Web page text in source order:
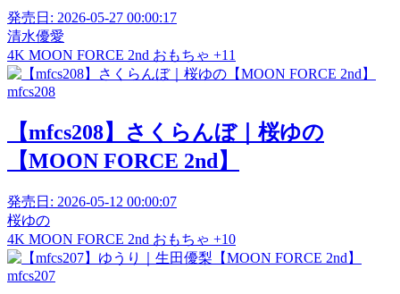
発売日: 2026-05-27 00:00:17
清水優愛
4K MOON FORCE 2nd おもちゃ +11
mfcs208
【mfcs208】さくらんぼ｜桜ゆの
【MOON FORCE 2nd】
発売日: 2026-05-12 00:00:07
桜ゆの
4K MOON FORCE 2nd おもちゃ +10
mfcs207